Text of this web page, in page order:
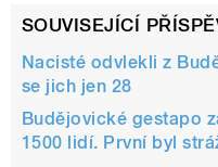
SOUVISEJÍCÍ
Nacisté odvlekli z
se jich jen 28
Budějovické gestapo
1500 lidí. První byl